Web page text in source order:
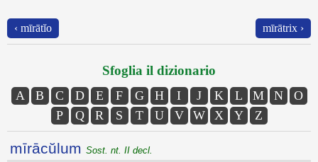
‹ mīrātĭo mīrātrix ›
Sfoglia il dizionario
A B C D E F G H I J K L M N
O
P
Q R S T U V W X Y Z
mīrācŭlum Sost. nt. II decl.